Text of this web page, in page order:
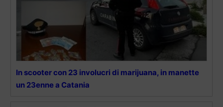
In scooter con 23 involucri di marijuana, in manette
un 23enne a Catania